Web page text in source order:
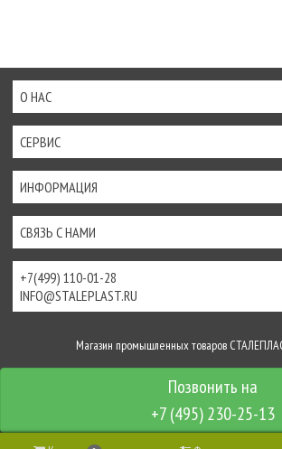
+7 (495) 230-25-13
О НАС
СЕРВИС
ИНФОРМАЦИЯ
СВЯЗЬ С НАМИ
+7(499) 110-01-28
INFO@STALEPLAST.RU
Магазин промышленных товаров
Интернет-магазин создан наInSales